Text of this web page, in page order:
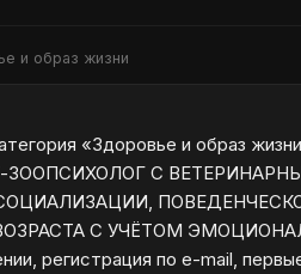
и образ жизни
«Здоровье и образ
ЗООПСИХОЛОГ С
С УЧЁТОМ
регистрация по e-mail,